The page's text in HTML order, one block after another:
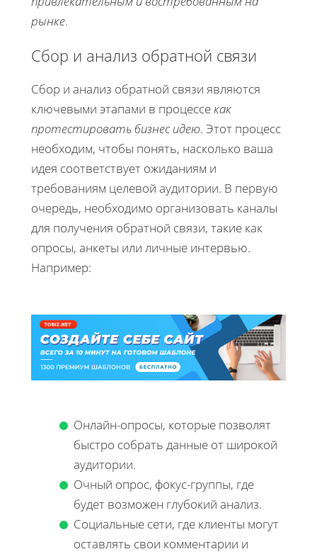
рынке.
Сбор и анализ обратной связи
Сбор и анализ обратной связи являются
ключевыми этапами в процессекак
протестировать бизнес идею. Этот процесс
необходим, чтобы понять, насколько ваша
идея соответствует ожиданиям и
требованиям целевой аудитории. В первую
очередь, необходимо организовать каналы
для получения обратной связи, такие как
опросы, анкеты или личные интервью.
Например:
Онлайн-опросы, которые позволят
быстро собрать данные от широкой
аудитории.
Очный опрос, фокус-группы, где
будет возможен глубокий анализ.
Социальные сети, где клиенты могут
оставлять свои комментарии и